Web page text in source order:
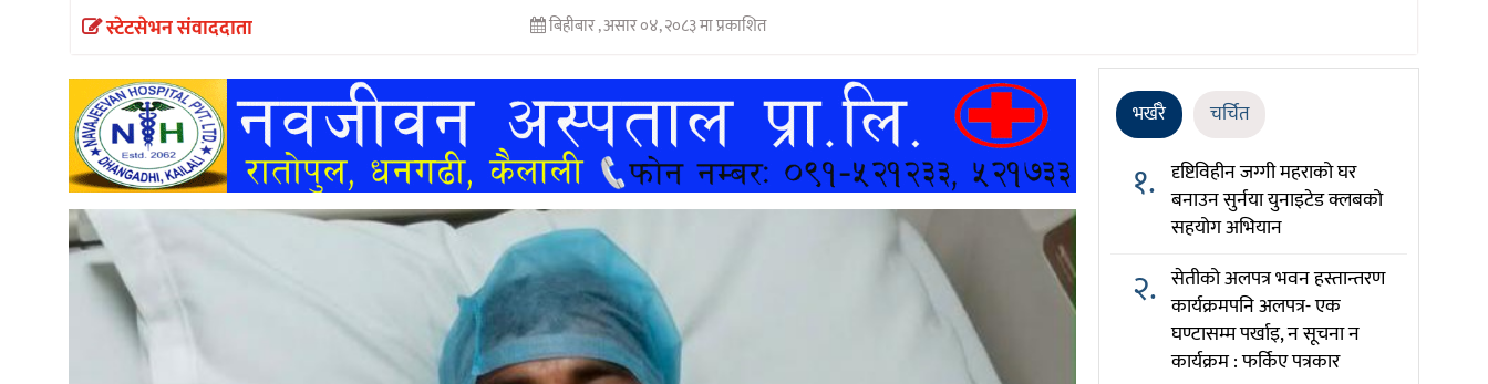
समाचार
अन्तर्वार्ता
खेलकुद
मनोरञ्जन
स्टेटसेभन संवाददाता बिहीबार , असार ०४, २०८३ मा प्रकाशित
भर्खरै चर्चित
१. दृष्टिविहीन जग्गी महराको घर
बनाउन सुर्नया युनाइटेड क्लबको
सहयोग अभियान
२. सेतीको अलपत्र भवन हस्तान्तरण
कार्यक्रमपनि अलपत्र- एक
घण्टासम्म पर्खाइ, न सूचना न
कार्यक्रम : फर्किए पत्रकार